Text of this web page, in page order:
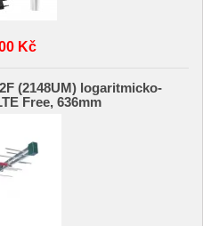
Kč
(2148UM) logaritmicko-
Free, 636mm